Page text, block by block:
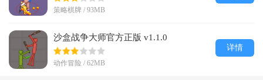
策略棋牌 / 93MB
沙盒战争大师官方正版 v1.1.0
动作冒险 / 62MB
详情